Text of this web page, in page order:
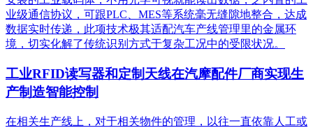
业级通信协议，可跟PLC、MES等系统毫无缝隙地整合，达成
数据实时传递，此项技术极其适配汽车产线管理里的金属环
境，切实化解了传统识别方式于复杂工况中的受限状况。
工业RFID读写器和定制天线在汽摩配件厂商实现生
产制造智能控制
在相关生产线上，对于相关物件的管理，以往一直依靠人工或